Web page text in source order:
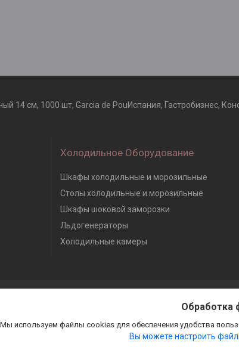
14 см, 1000 шт, Garcia de PouИспания, Гастробизнес,
Холодильное Оборудование
Шкафы холодильные и морозильные
Столы холодильные и морозильные
Шкафы шоковой заморозки
Льдогенераторы
Холодильные камеры
Сайт создан на
Политика
Обработка
Мы используем файлы cookies для обеспечения удобства
Вы можете настроить
Гастробизнес |
Select